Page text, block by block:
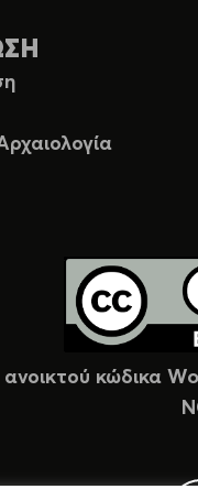
ανοικτού